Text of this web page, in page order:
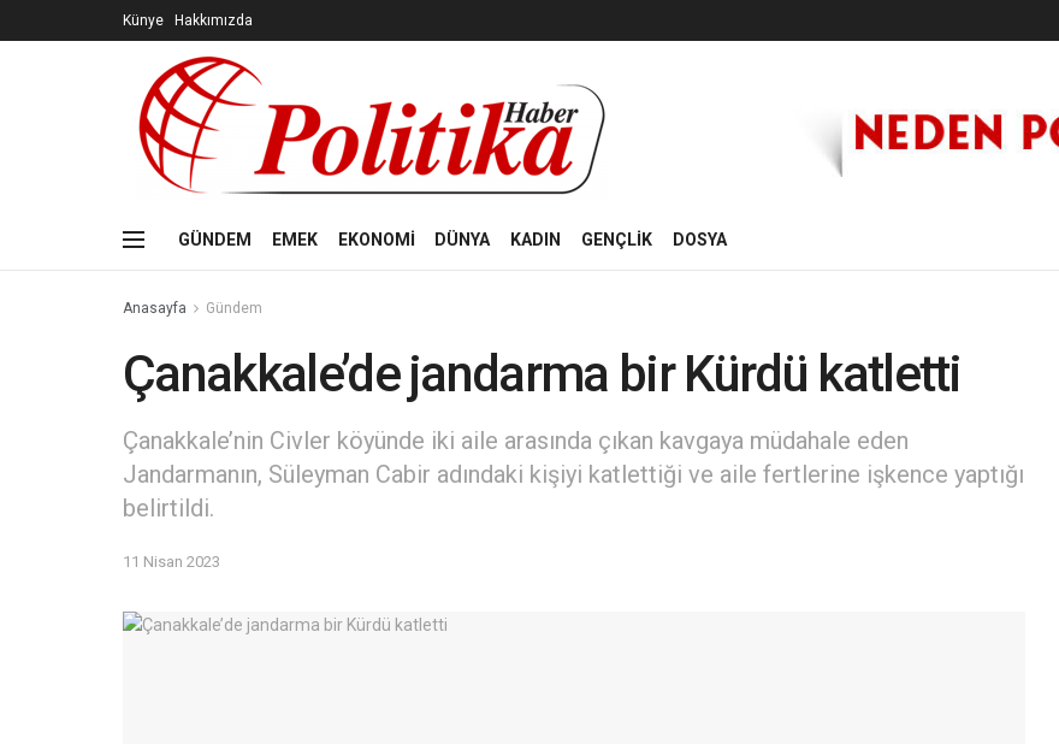
Künye Hakkımızda
GÜNDEM EMEK EKONOMİ DÜNYA KADIN GENÇLİK DOSYA
Anasayfa Gündem
Çanakkale’de jandarma bir Kürdü katletti
Çanakkale’nin Civler köyünde iki aile arasında çıkan kavgaya müdahale eden
Jandarmanın, Süleyman Cabir adındaki kişiyi katlettiği ve aile fertlerine işkence yaptığı
belirtildi.
11 Nisan 2023